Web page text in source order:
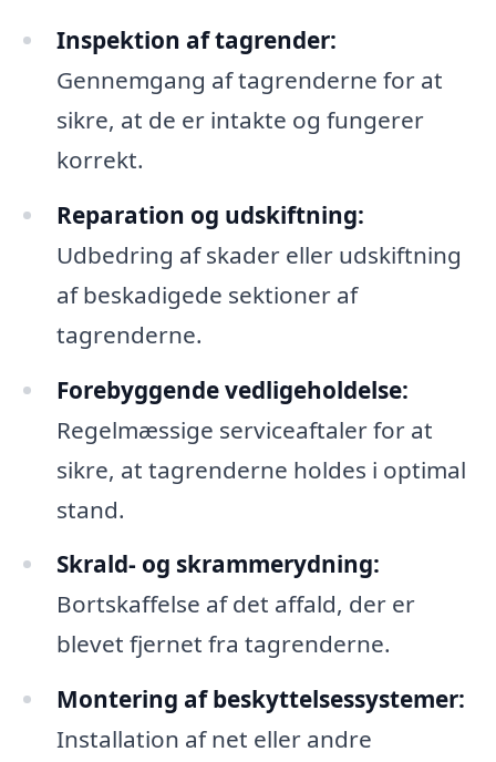
Inspektion af tagrender:
Gennemgang af tagrenderne for at
sikre, at de er intakte og fungerer
korrekt.
Reparation og udskiftning:
Udbedring af skader eller udskiftning
af beskadigede sektioner af
tagrenderne.
Forebyggende vedligeholdelse:
Regelmæssige serviceaftaler for at
sikre, at tagrenderne holdes i optimal
stand.
Skrald- og skrammerydning:
Bortskaffelse af det affald, der er
blevet fjernet fra tagrenderne.
Montering af beskyttelsessystemer:
Installation af net eller andre